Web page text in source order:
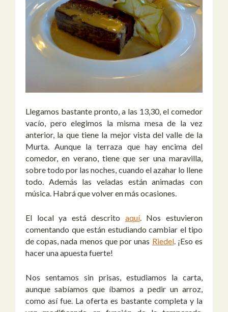
Llegamos bastante pronto, a las 13,30, el comedor
vacío, pero elegimos la misma mesa de la vez
anterior, la que tiene la mejor vista del valle de la
Murta. Aunque la terraza que hay encima del
comedor, en verano, tiene que ser una maravilla,
sobre todo por las noches, cuando el azahar lo llene
todo. Además las veladas están animadas con
música. Habrá que volver en más ocasiones.
El local ya está descrito aquí. Nos estuvieron
comentando que están estudiando cambiar el tipo
de copas, nada menos que por unas Riedel. ¡Eso es
hacer una apuesta fuerte!
Nos sentamos sin prisas, estudiamos la carta,
aunque sabíamos que íbamos a pedir un arroz,
como así fue. La oferta es bastante completa y la